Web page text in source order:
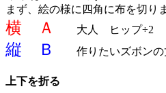
まず、絵の様に四角に布を切り
横 Ａ 大人 ヒップ÷2
縦 Ｂ 作りたいズボンの
上下を折る